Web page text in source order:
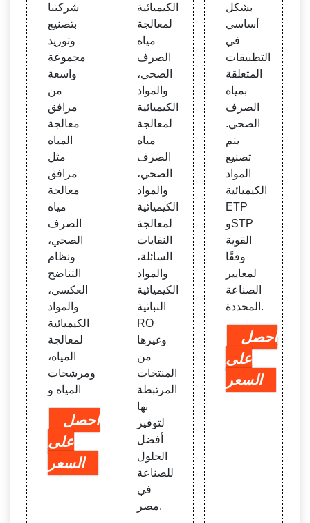
شركتنا
بتصنيع
وتوريد
مجموعة
واسعة
من
مرافق
معالجة
المياه
مثل
مرافق
معالجة
مياه
الصرف
الصحي،
ونظام
التناضح
العكسي،
والمواد
الكيميائية
لمعالجة
المياه،
ومرشحات
المياه و
احصل
على
السعر
الكيميائية
لمعالجة
مياه
الصرف
الصحي،
والمواد
الكيميائية
لمعالجة
مياه
الصرف
الصحي،
والمواد
الكيميائية
لمعالجة
النفايات
السائلة،
والمواد
الكيميائية
النباتية
RO
وغيرها
من
المنتجات
المرتبطة
بها
لتوفير
أفضل
الحلول
للصناعة
في
مصر.
بشكل
أساسي
في
التطبيقات
المتعلقة
بمياه
الصرف
الصحي.
يتم
تصنيع
المواد
الكيميائية
ETP
وSTP
القوية
وفقًا
لمعايير
الصناعة
المحددة.
احصل
على
السعر